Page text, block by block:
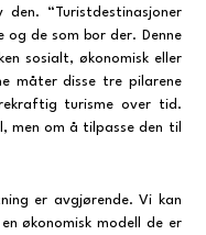
den. “Turistdestinasjoner
og de som bor der. Denne
sosialt, økonomisk eller
måter disse tre pilarene
turisme over tid.
men om å tilpasse den til
er avgjørende. Vi kan
økonomisk modell de er